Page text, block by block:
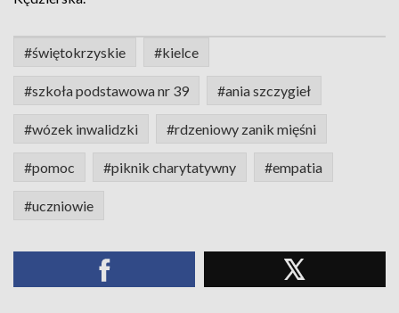
#świętokrzyskie #kielce
#szkoła podstawowa nr 39 #ania szczygieł
#wózek inwalidzki #rdzeniowy zanik mięśni
#pomoc #piknik charytatywny #empatia
#uczniowie